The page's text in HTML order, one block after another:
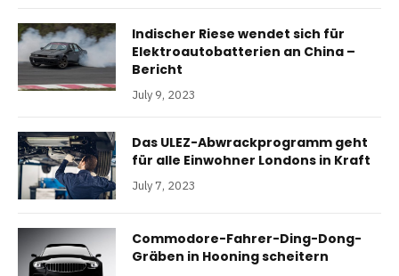
Indischer Riese wendet sich für
Elektroautobatterien an China –
Bericht
July 9, 2023
Das ULEZ-Abwrackprogramm geht
für alle Einwohner Londons in Kraft
July 7, 2023
Commodore-Fahrer-Ding-Dong-
Gräben in Hooning scheitern